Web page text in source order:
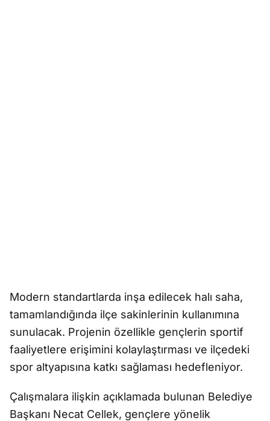
Modern standartlarda inşa edilecek halı saha,
tamamlandığında ilçe sakinlerinin kullanımına
sunulacak. Projenin özellikle gençlerin sportif
faaliyetlere erişimini kolaylaştırması ve ilçedeki
spor altyapısına katkı sağlaması hedefleniyor.
Çalışmalara ilişkin açıklamada bulunan Belediye
Başkanı Necat Cellek, gençlere yönelik